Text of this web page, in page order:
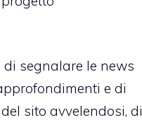
segnalare le news
e di
sito avvelendosi, di